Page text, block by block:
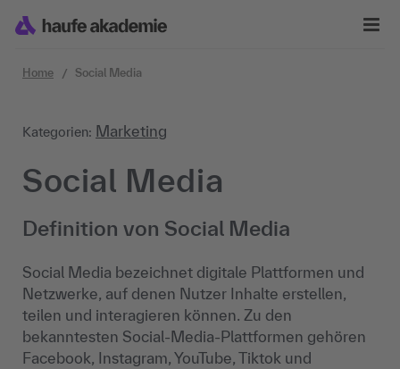
Home Social Media
Kategorien: Marketing
Social Media
Definition von Social Media
Social Media bezeichnet digitale Plattformen und
Netzwerke, auf denen Nutzer Inhalte erstellen,
teilen und interagieren können. Zu den
bekanntesten Social-Media-Plattformen gehören
Facebook, Instagram, YouTube, Tiktok und